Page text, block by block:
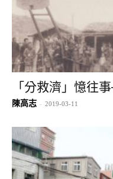
「分救濟」憶往
陳高志 - 2019-03-11